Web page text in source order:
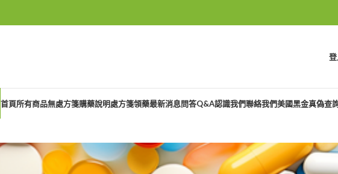
首頁所有商品無處方箋購藥說明處方箋領藥最新消息問答Q&A認識我們聯絡我們美國黑金真偽查